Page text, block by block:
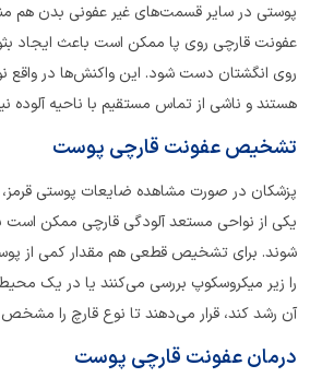
پوستی در سایر قسمت‌های غیر عفونی بدن هم
عفونت قارچی روی پا ممکن است باعث ایجاد
روی انگشتان دست شود. این واکنش‌ها در واقع
هستند و ناشی از تماس مستقیم با ناحیه آلوده
تشخیص عفونت قارچی پوست
پزشکان در صورت مشاهده ضایعات پوستی
یکی از نواحی مستعد آلودگی قارچی ممکن
شوند. برای تشخیص قطعی هم مقدار کمی از
را زیر میکروسکوپ بررسی می‌کنند یا در یک
آن رشد کند، قرار می‌دهند تا نوع قارچ را مشخص
درمان عفونت قارچی پوست